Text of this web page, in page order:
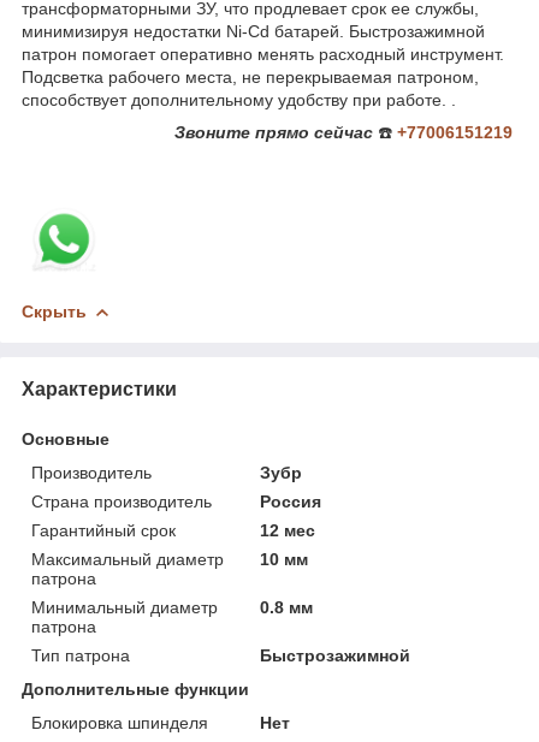
трансформаторными ЗУ, что продлевает срок ее службы,
минимизируя недостатки Ni-Cd батарей. Быстрозажимной
патрон помогает оперативно менять расходный инструмент.
Подсветка рабочего места, не перекрываемая патроном,
способствует дополнительному удобству при работе. .
Звоните прямо сейчас ☎️ +77006151219
Скрыть
Характеристики
Основные
Производитель
Зубр
Страна производитель
Россия
Гарантийный срок
12 мес
Максимальный диаметр
патрона
10 мм
Минимальный диаметр
патрона
0.8 мм
Тип патрона
Быстрозажимной
Дополнительные функции
Блокировка шпинделя
Нет